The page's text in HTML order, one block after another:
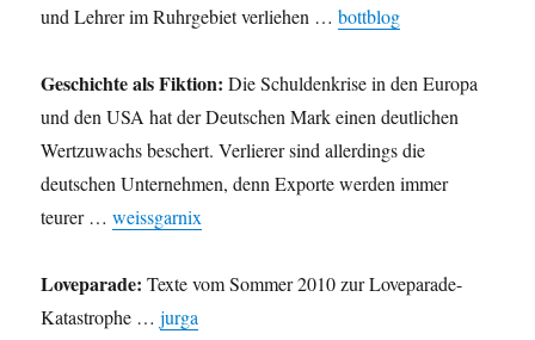
und Lehrer im Ruhrgebiet verliehen …bottblog
Geschichte als Fiktion: Die Schuldenkrise in den Europa
und den USA hat der Deutschen Mark einen deutlichen
Wertzuwachs beschert. Verlierer sind allerdings die
deutschen Unternehmen, denn Exporte werden immer
teurer …weissgarnix
Loveparade: Texte vom Sommer 2010 zur Loveparade-
Katastrophe …jurga